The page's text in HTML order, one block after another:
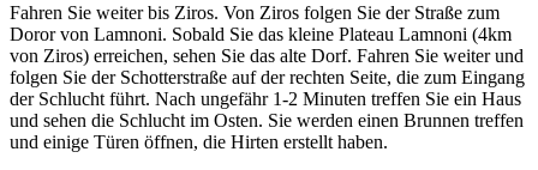
Fahren Sie weiter bis Ziros. Von Ziros folgen Sie der Straße zum
Doror von Lamnoni. Sobald Sie das kleine Plateau Lamnoni (4km
von Ziros) erreichen, sehen Sie das alte Dorf. Fahren Sie weiter und
folgen Sie der Schotterstraße auf der rechten Seite, die zum Eingang
der Schlucht führt. Nach ungefähr 1-2 Minuten treffen Sie ein Haus
und sehen die Schlucht im Osten. Sie werden einen Brunnen treffen
und einige Türen öffnen, die Hirten erstellt haben.